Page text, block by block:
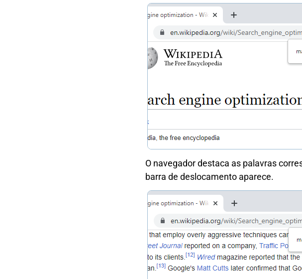
O navegador destaca as palavras
barra de deslocamento aparece.